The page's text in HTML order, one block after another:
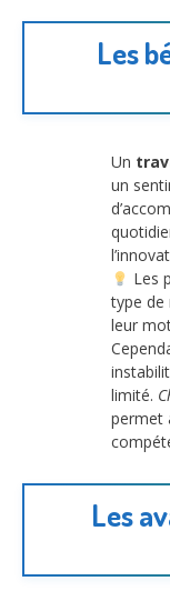
Les
Un
un
Les
type
leur
limité.
permet
Les